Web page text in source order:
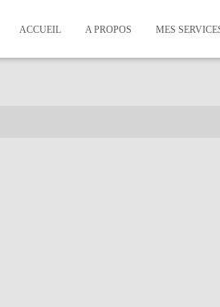
ACCUEIL A PROPOS MES